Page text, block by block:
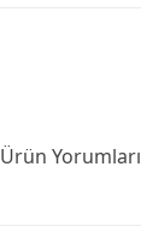
Ürün Yorumları